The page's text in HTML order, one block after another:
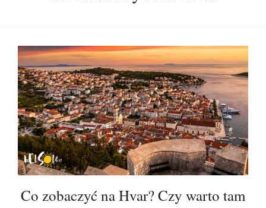
Co zobaczyć na Hvar? Czy warto tam